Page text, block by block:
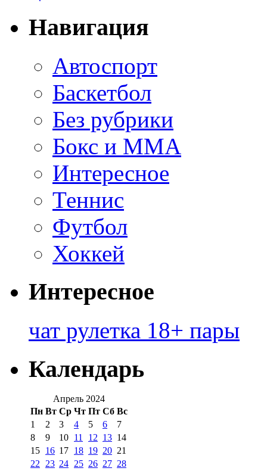
Навигация
Автоспорт
Баскетбол
Без рубрики
Бокс и ММА
Интересное
Теннис
Футбол
Хоккей
Интересное
чат рулетка 18+ пары
Календарь
Апрель 2024
Пн Вт Ср Чт Пт Сб Вс
1 2 3 4 5 6
7
8
9 10 11 12 13 14
15 16 17 18 19 20 21
22 23 24 25 26 27 28